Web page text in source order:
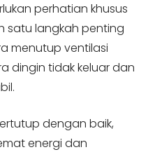
perhatian khusus
satu langkah penting
menutup ventilasi
dingin tidak keluar dan
dengan baik,
energi dan